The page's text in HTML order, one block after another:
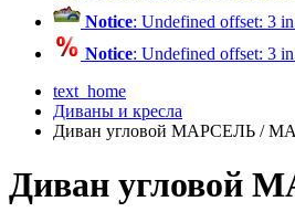
Notice: Undefined offset: 3 in
Notice: Undefined offset: 3 in
text_home
Диваны и кресла
Диван угловой МАРСЕЛЬ /
Диван угловой